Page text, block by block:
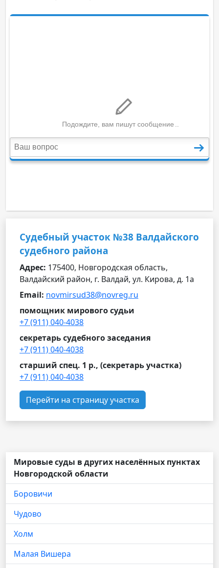
Судебный участок №38 Валдайского
судебного района
Адрес: 175400, Новгородская область,
Валдайский район, г. Валдай, ул. Кирова, д. 1а
Email: novmirsud38@novreg.ru
помощник мирового судьи
+7 (911) 040-4038
секретарь судебного заседания
+7 (911) 040-4038
старший спец. 1 р., (секретарь участка)
+7 (911) 040-4038
Перейти на страницу участка
Мировые суды в других населённых пунктах
Новгородской области
Боровичи
Чудово
Холм
Малая Вишера